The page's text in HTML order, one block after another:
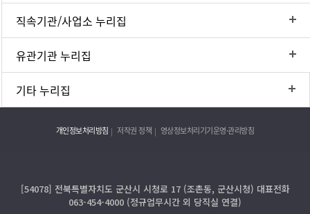
직속기관/사업소 누리집
유관기관 누리집
기타 누리집
개인정보처리방침 저작권 정책 영상정보처리기기운영·관리방침
[54078] 전북특별자치도 군산시 시청로 17 (조촌동, 군산시청) 대표전화
063-454-4000 (정규업무시간 외 당직실 연결)